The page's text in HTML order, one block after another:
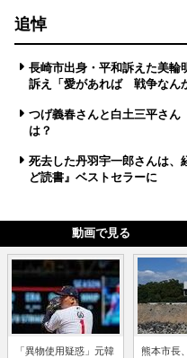
追悼
長崎市出身・平和訴えた美
訴え「愛があれば 戦争なん
つげ義春さんと白土三平さ
は？
死去した丹羽宇一郎さんは
ど読書』ベストセラーに
動画で見る
「異物使用疑惑」元韓
熊本市長